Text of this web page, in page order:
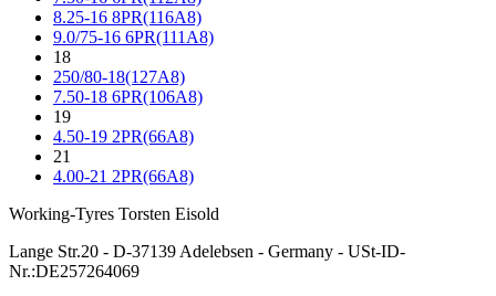
8.25-16 8PR(116A8)
9.0/75-16 6PR(111A8)
18
250/80-18(127A8)
7.50-18 6PR(106A8)
19
4.50-19 2PR(66A8)
21
4.00-21 2PR(66A8)
Working-Tyres Torsten Eisold
Lange Str.20 - D-37139 Adelebsen - Germany - USt-ID-
Nr.:DE257264069